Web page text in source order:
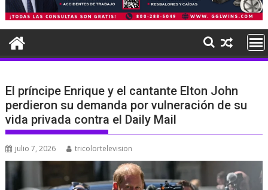
El príncipe Enrique y el cantante Elton John
perdieron su demanda por vulneración de su
vida privada contra el Daily Mail
julio 7, 2026 tricolortelevision